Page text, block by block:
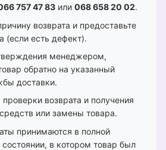
757 47 83 или 068 658 20 02.
возврата и предоставьте
(если есть дефект).
менеджером,
обратно на указанный
доставки.
возврата и получения
или замены товара.
принимаются в полной
в котором товар был